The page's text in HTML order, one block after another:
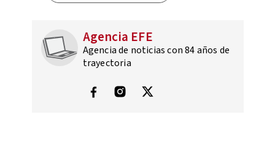
Agencia EFE
Agencia de noticias con 84 años de
trayectoria